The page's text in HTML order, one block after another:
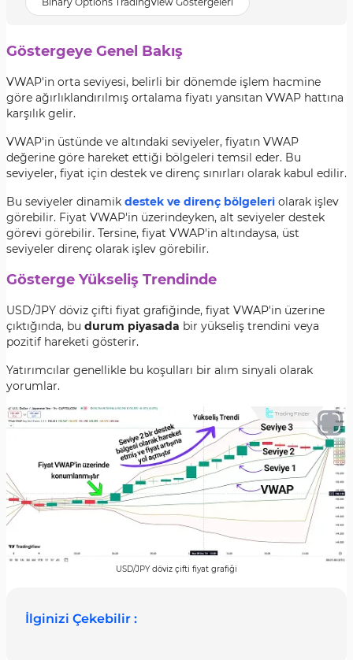
Göstergeye Genel Bakış
VWAP'in orta seviyesi, belirli bir dönemde işlem hacmine
göre ağırlıklandırılmış ortalama fiyatı yansıtan VWAP hattına
karşılık gelir.
VWAP'in üstünde ve altındaki seviyeler, fiyatın VWAP
değerine göre hareket ettiği bölgeleri temsil eder. Bu
seviyeler, fiyat için destek ve direnç sınırları olarak kabul edilir.
Bu seviyeler dinamik destek ve direnç bölgeleri olarak işlev
görebilir. Fiyat VWAP'in üzerindeyken, alt seviyeler destek
görevi görebilir. Tersine, fiyat VWAP'in altındaysa, üst
seviyeler direnç olarak işlev görebilir.
Gösterge Yükseliş Trendinde
USD/JPY döviz çifti fiyat grafiğinde, fiyat VWAP'in üzerine
çıktığında, bu durum piyasada bir yükseliş trendini veya
pozitif hareketi gösterir.
Yatırımcılar genellikle bu koşulları bir alım sinyali olarak
yorumlar.
USD/JPY döviz çifti fiyat grafiği
İlginizi Çekebilir :